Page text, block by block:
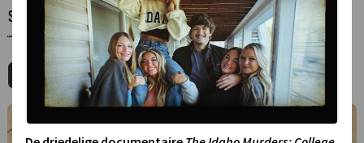
SERIE · ANIMATIESERIE · 4 SEIZOENEN
CARTOONITO · MORGEN 15:25 - 15:35
MIJNGIDS AGENDA DELEN